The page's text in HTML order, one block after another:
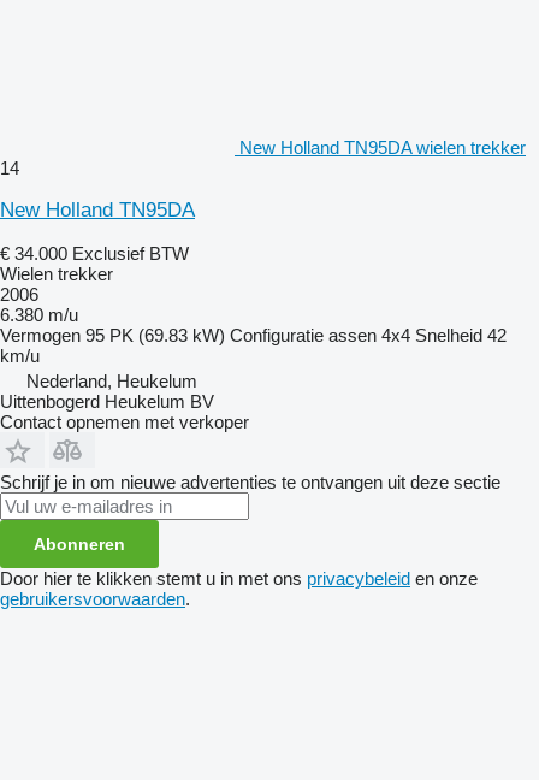
New Holland TN95DA wielen trekker
14
New Holland TN95DA
€ 34.000 Exclusief BTW
Wielen trekker
2006
6.380 m/u
Vermogen 95 PK (69.83 kW) Configuratie assen 4x4 Snelheid 42
km/u
Nederland, Heukelum
Uittenbogerd Heukelum BV
Contact opnemen met verkoper
Schrijf je in om nieuwe advertenties te ontvangen uit deze sectie
Abonneren
Door hier te klikken stemt u in met ons privacybeleid en onze
gebruikersvoorwaarden.